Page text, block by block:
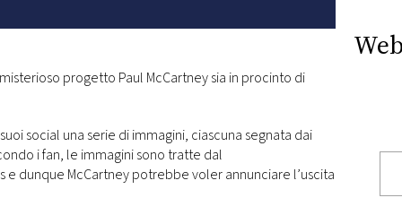
progetto Paul McCartney sia in procinto di
social una serie di immagini, ciascuna segnata dai
i fan, le immagini sono tratte dal
e dunque McCartney potrebbe voler annunciare l’uscita